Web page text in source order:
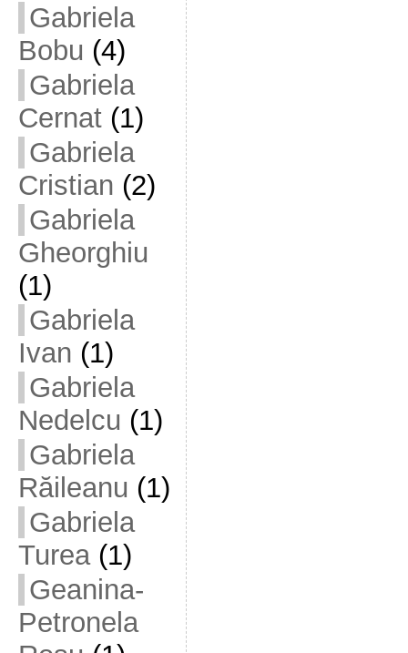
Gabriela
Bobu (4)
Gabriela
Cernat(1)
Gabriela
Cristian (2)
Gabriela
Gheorghiu
(1)
Gabriela
Ivan (1)
Gabriela
Nedelcu (1)
Gabriela
Răileanu (1)
Gabriela
Turea(1)
Geanina-
Petronela